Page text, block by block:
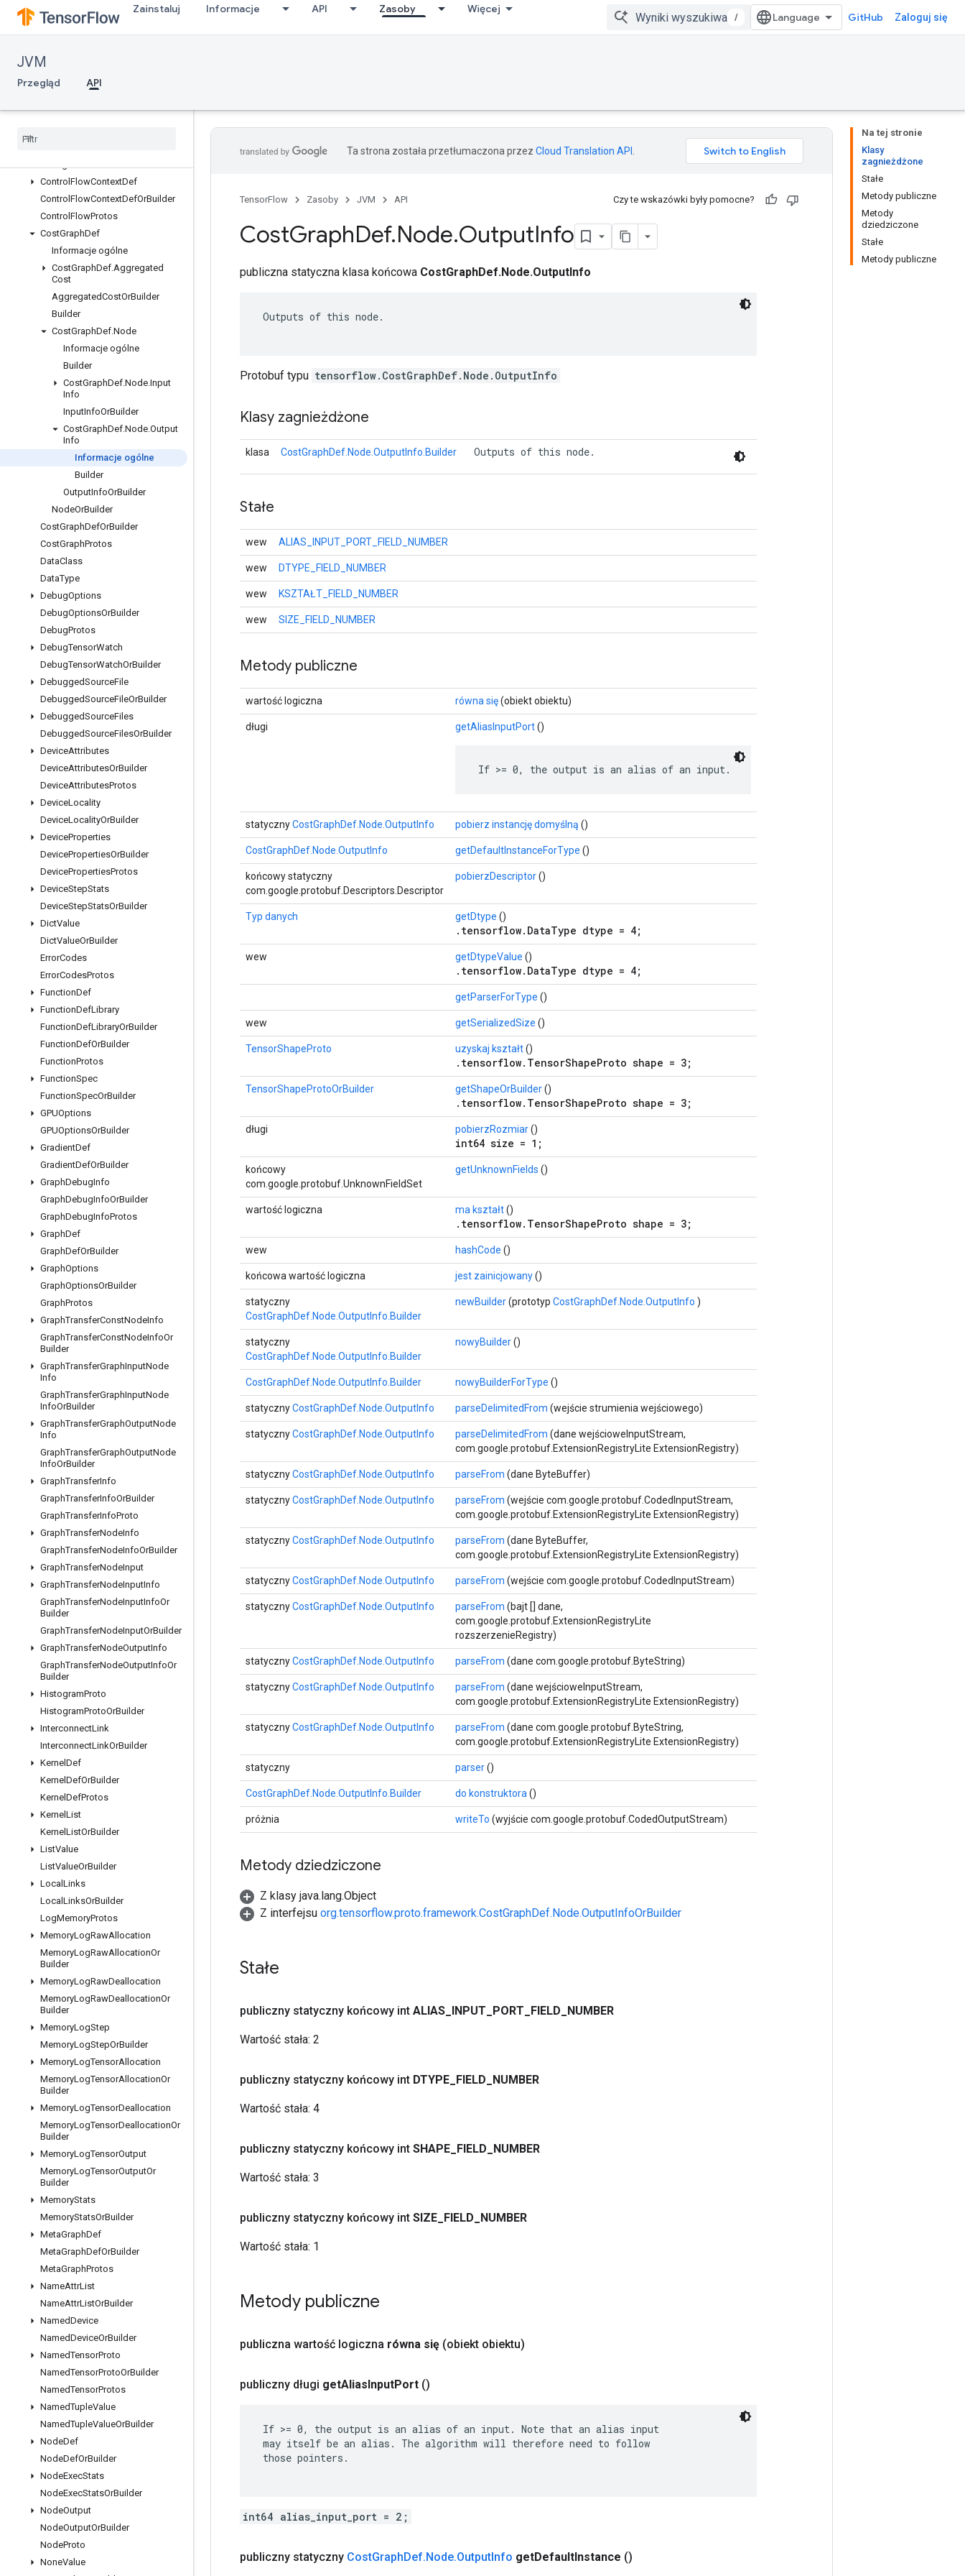
Zainstaluj Informacje API Zasoby Więcej
/ GitHub Zaloguj się
JVM
Przegląd API
CallableOptions
CallableOptionsOrBuilder
CollectionDef
CollectionDefOrBuilder
CondContextDefOrBuilder
Control FlowContextDef
Control FlowContextDefOrBuilder
Control FlowProtos
CostGraphDef
Informacje ogólne
CostGraphDef.Aggregated
Cost
AggregatedCostOrBuilder
Builder
CostGraphDef.Node
Informacje ogólne
Builder
CostGraphDef.Node.Input
Info
InputInfoOrBuilder
CostGraphDef.Node.Output
Info
Informacje ogólne
Builder
OutputInfoOrBuilder
NodeOrBuilder
CostGraphDefOrBuilder
CostGraphProtos
DataClass
DataType
DebugOptions
DebugOptionsOrBuilder
DebugProtos
DebugTensorWatch
DebugTensorWatchOrBuilder
DebuggedSourceFile
DebuggedSourceFileOrBuilder
DebuggedSourceFiles
DebuggedSourceFilesOrBuilder
DeviceAttributes
DeviceAttributesOrBuilder
DeviceAttributesProtos
DeviceLocality
DeviceLocalityOrBuilder
DeviceProperties
DevicePropertiesOrBuilder
DevicePropertiesProtos
DeviceStepStats
DeviceStepStatsOrBuilder
DictValue
DictValueOrBuilder
ErrorCodes
ErrorCodesProtos
FunctionDef
FunctionDefLibrary
FunctionDefLibraryOrBuilder
FunctionDefOrBuilder
FunctionProtos
FunctionSpec
FunctionSpecOrBuilder
GPUOptions
GPUOptionsOrBuilder
GradientDef
GradientDefOrBuilder
GraphDebugInfo
GraphDebugInfoOrBuilder
GraphDebugInfoProtos
GraphDef
GraphDefOrBuilder
GraphOptions
GraphOptionsOrBuilder
GraphProtos
GraphTransferConstNodeInfo
GraphTransferConstNodeInfoOr
Builder
GraphTransferGraphInputNode
Info
GraphTransferGraphInputNode
InfoOrBuilder
GraphTransferGraphOutputNode
Info
GraphTransferGraphOutputNode
InfoOrBuilder
GraphTransferInfo
GraphTransferInfoOrBuilder
GraphTransferInfoProto
GraphTransferNodeInfo
GraphTransferNodeInfoOrBuilder
GraphTransferNodeInput
GraphTransferNodeInputInfo
GraphTransferNodeInputInfoOr
Builder
GraphTransferNodeInputOrBuilder
GraphTransferNodeOutputInfo
GraphTransferNodeOutputInfoOr
Builder
HistogramProto
HistogramProtoOrBuilder
InterconnectLink
InterconnectLinkOrBuilder
Kernel Def
Kernel DefOrBuilder
Kernel DefProtos
Kernel List
Kernel ListOrBuilder
ListValue
ListValueOrBuilder
Local Links
Local LinksOrBuilder
LogMemoryProtos
MemoryLogRawAllocation
MemoryLogRawAllocationOr
Builder
MemoryLogRawDeallocation
MemoryLogRawDeallocationOr
Builder
MemoryLogStep
MemoryLogStepOrBuilder
MemoryLogTensorAllocation
MemoryLogTensorAllocationOr
Builder
MemoryLogTensorDeallocation
MemoryLogTensorDeallocationOr
Builder
MemoryLogTensorOutput
MemoryLogTensorOutputOr
Builder
MemoryStats
MemoryStatsOrBuilder
MetaGraphDef
MetaGraphDefOrBuilder
MetaGraphProtos
NameAttrList
NameAttrListOrBuilder
NamedDevice
NamedDeviceOrBuilder
NamedTensorProto
NamedTensorProtoOrBuilder
NamedTensorProtos
NamedTupleValue
NamedTupleValueOrBuilder
NodeDef
NodeDefOrBuilder
NodeExecStats
NodeExecStatsOrBuilder
NodeOutput
NodeOutputOrBuilder
NodeProto
NoneValue
Na tej stronie
Klasy
zagnieżdżone
Stałe
Metody publiczne
Metody
dziedziczone
Stałe
Metody publiczne
Ta strona została przetłumaczona przez Cloud Translation API
TensorFlow Zasoby JVM API Czy te wskazówki były pomocne?
CostGraphDef.Node.OutputInfo
publiczna statyczna klasa końcowa CostGraphDef.Node.OutputInfo
Outputs of this node.
Protobuf typu tensorflow.CostGraphDef.Node.OutputInfo
Klasy zagnieżdżone
klasa CostGraphDef.Node.OutputInfo.Builder Outputs of this node.
Stałe
wew ALIAS_INPUT_PORT_FIELD_NUMBER
wew DTYPE_FIELD_NUMBER
wew KSZTAŁT_FIELD_NUMBER
wew SIZE_FIELD_NUMBER
Metody publiczne
wartość logiczna równa się(obiekt obiektu)
długi getAliasInputPort()
If >= 0, the output is an alias of an input.
statycznyCostGraphDef.Node.OutputInfo pobierz instancję domyślną ()
CostGraphDef.Node.OutputInfo getDefaultInstanceForType ()
końcowy statyczny
com.google.protobuf.Descriptors.Descriptor
pobierzDescriptor()
Typ danych getDtype ()
.tensorflow.DataType dtype = 4;
wew getDtypeValue ()
.tensorflow.DataType dtype = 4;
getParserForType ()
wew getSerializedSize ()
TensorShapeProto uzyskaj kształt()
.tensorflow.TensorShapeProto shape = 3;
TensorShapeProtoOrBuilder getShapeOrBuilder()
.tensorflow.TensorShapeProto shape = 3;
długi pobierzRozmiar()
int64 size = 1;
końcowy
com.google.protobuf.UnknownFieldSet
getUnknownFields ()
wartość logiczna ma kształt()
.tensorflow.TensorShapeProto shape = 3;
wew hashCode ()
końcowa wartość logiczna jest zainicjowany()
statyczny
CostGraphDef.Node.OutputInfo.Builder
newBuilder(prototyp CostGraphDef.Node.OutputInfo )
statyczny
CostGraphDef.Node.OutputInfo.Builder
nowyBuilder()
CostGraphDef.Node.OutputInfo.Builder nowyBuilderForType ()
statycznyCostGraphDef.Node.OutputInfo parseDelimitedFrom (wejście strumienia wejściowego)
statycznyCostGraphDef.Node.OutputInfo parseDelimitedFrom (dane wejścioweInputStream,
com.google.protobuf.ExtensionRegistryLite ExtensionRegistry)
statycznyCostGraphDef.Node.OutputInfo parseFrom (dane ByteBuffer)
statycznyCostGraphDef.Node.OutputInfo parseFrom (wejście com.google.protobuf.CodedInputStream,
com.google.protobuf.ExtensionRegistryLite ExtensionRegistry)
statycznyCostGraphDef.Node.OutputInfo parseFrom (dane ByteBuffer,
com.google.protobuf.ExtensionRegistryLite ExtensionRegistry)
statycznyCostGraphDef.Node.OutputInfo parseFrom (wejście com.google.protobuf.CodedInputStream)
statycznyCostGraphDef.Node.OutputInfo parseFrom (bajt [] dane,
com.google.protobuf.ExtensionRegistryLite
rozszerzenieRegistry)
statycznyCostGraphDef.Node.OutputInfo parseFrom (dane com.google.protobuf.ByteString)
statycznyCostGraphDef.Node.OutputInfo parseFrom (dane wejścioweInputStream,
com.google.protobuf.ExtensionRegistryLite ExtensionRegistry)
statycznyCostGraphDef.Node.OutputInfo parseFrom (dane com.google.protobuf.ByteString,
com.google.protobuf.ExtensionRegistryLite ExtensionRegistry)
statyczny parser()
CostGraphDef.Node.OutputInfo.Builder do konstruktora ()
próżnia writeTo (wyjście com.google.protobuf.CodedOutputStream)
Metody dziedziczone
Z klasy java.lang.Object
Z interfejsu org.tensorflow.proto.framework.CostGraphDef.Node.OutputInfoOrBuilder
Stałe
publiczny statyczny końcowy int ALIAS INPUT PORT FIELD NUMBER
Wartość stała: 2
publiczny statyczny końcowy int DTYPE FIELD NUMBER
Wartość stała: 4
publiczny statyczny końcowy int SHAPE FIELD NUMBER
Wartość stała: 3
publiczny statyczny końcowy int SIZE FIELD NUMBER
Wartość stała: 1
Metody publiczne
publiczna wartość logiczna równa się (obiekt obiektu)
publiczny długi getAliasInputPort ()
If >= 0, the output is an alias of an input. Note that an alias input
may itself be an alias. The algorithm will therefore need to follow
those pointers.
int64 alias_input_port = 2;
publiczny statyczny CostGraphDef.Node.OutputInfo getDefaultInstance ()